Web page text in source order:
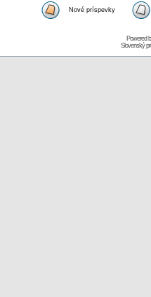
Nové príspevky
Powered
Slovenský